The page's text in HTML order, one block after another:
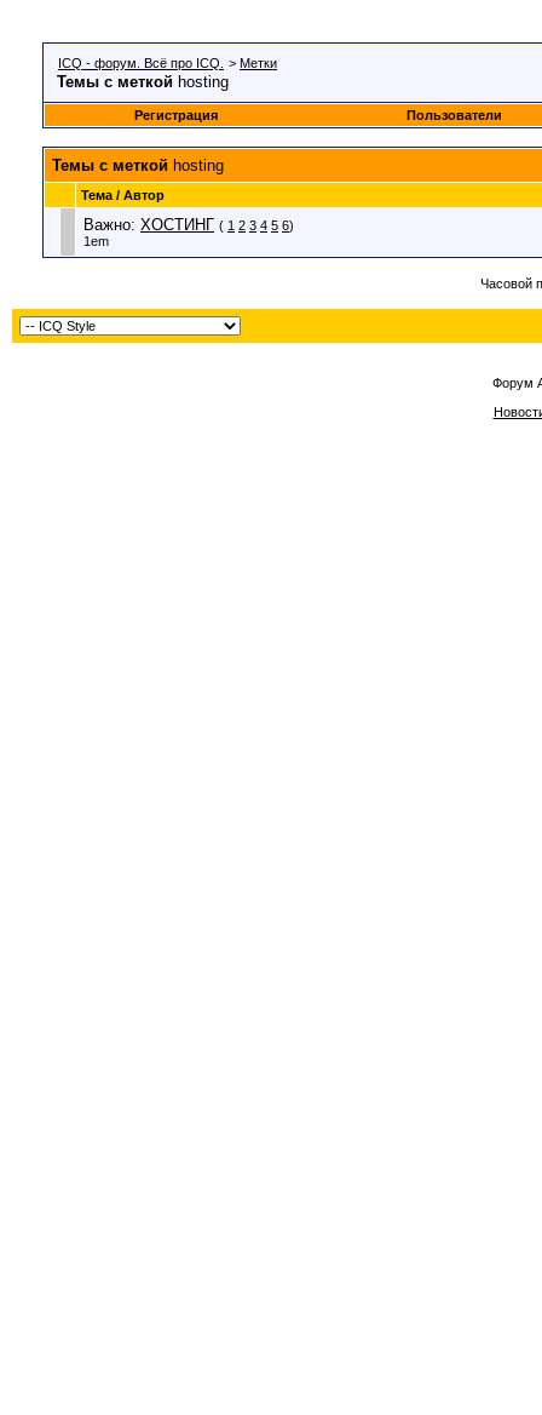
ICQ - форум. Всё про ICQ. > Метки
Темы с меткой hosting
Регистрация Пользователи
Темы с меткой hosting
Тема / Автор
Важно: ХОСТИНГ ( 1 2 3 4 5 6)
1em
Часовой
Форум